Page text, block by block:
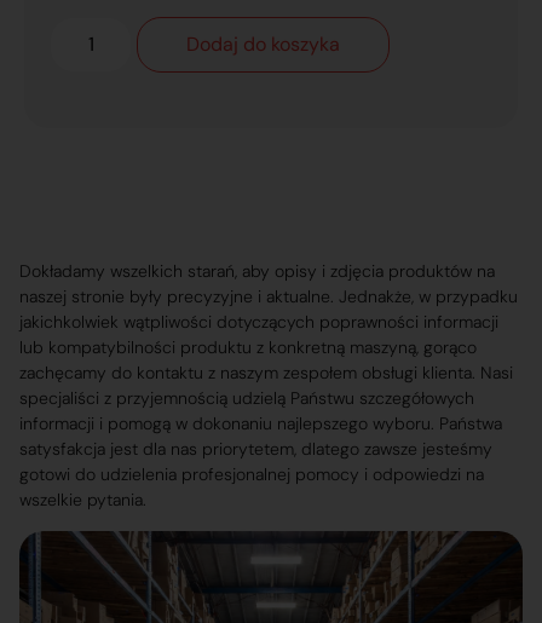
Dodaj do koszyka
Dokładamy wszelkich starań, aby opisy i zdjęcia produktów na
naszej stronie były precyzyjne i aktualne. Jednakże, w przypadku
jakichkolwiek wątpliwości dotyczących poprawności informacji
lub kompatybilności produktu z konkretną maszyną, gorąco
zachęcamy do kontaktu z naszym zespołem obsługi klienta. Nasi
specjaliści z przyjemnością udzielą Państwu szczegółowych
informacji i pomogą w dokonaniu najlepszego wyboru. Państwa
satysfakcja jest dla nas priorytetem, dlatego zawsze jesteśmy
gotowi do udzielenia profesjonalnej pomocy i odpowiedzi na
wszelkie pytania.